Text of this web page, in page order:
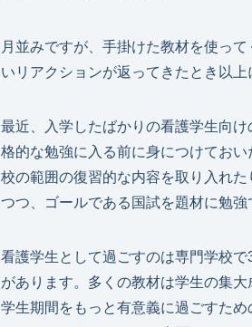
月並みですが、手掛けた教材を使っ
いリアクションが返ってきたとき以上
最近、入学したばかりの看護学生向
格的な勉強に入る前に身につけてお
校の範囲の復習的な内容を取り入れ
つつ、ゴールである国試を題材に勉強
看護学生として過ごすのは専門学校
があります。多くの教材は学生の集
学生期間をもっと有意義に過ごすた